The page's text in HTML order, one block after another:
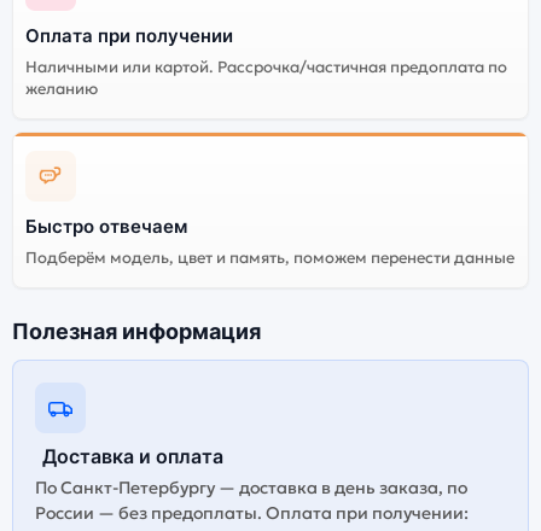
Оплата при получении
Наличными или картой. Рассрочка/частичная предоплата по
желанию
Быстро отвечаем
Подберём модель, цвет и память, поможем перенести данные
Полезная информация
Доставка и оплата
По Санкт-Петербургу — доставка в день заказа, по
России — без предоплаты. Оплата при получении: